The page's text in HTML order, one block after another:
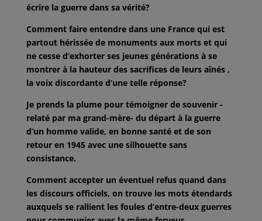
écrire la guerre dans sa vérité?
Comment faire entendre dans une France qui est
partout hérissée de monuments aux morts et qui
ne cesse d’exhorter ses jeunes générations à se
montrer à la hauteur des sacrifices de leurs aînés ,
la voix discordante d’une telle réponse?
Je prends la plume pour témoigner de souvenir -
relaté par ma grand-mère- du départ à la guerre
d’un homme valide, en bonne santé et de son
retour en 1945 avec une silhouette sans
consistance.
Comment accepter un éventuel refus quand dans
les discours officiels, on trouve les mots étendards
auxquels se rallient les foules d’entre-deux guerres